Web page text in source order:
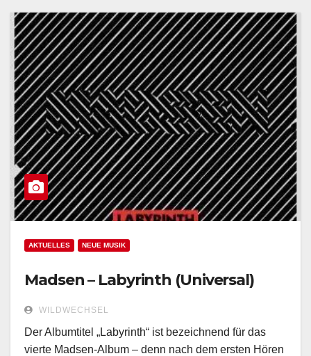
AKTUELLES NEUE MUSIK
Madsen – Labyrinth (Universal)
WILDWECHSEL
Der Albumtitel „Labyrinth“ ist bezeichnend für das
vierte Madsen-Album – denn nach dem ersten Hören